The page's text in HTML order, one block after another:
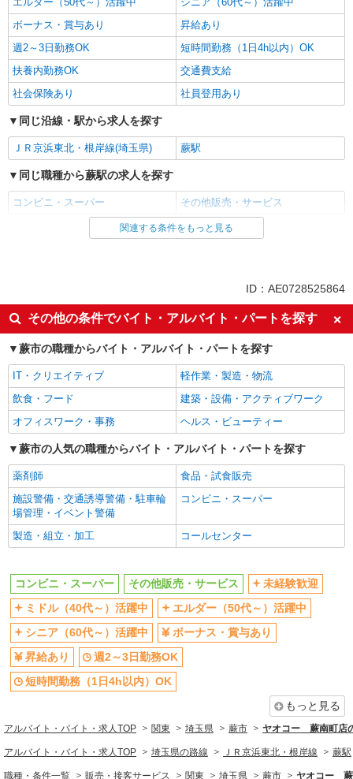
ボーナス・賞与あり
昇給あり
週2～3日勤務OK
短時間勤務（1日4h以内）OK
扶養内勤務OK
交通費支給
社会保険あり
社員登用あり
同じ沿線・駅から求人を探す
ＪＲ京浜東北・根岸線(埼玉県) 蕨駅
同じ職種から蕨駅の求人を探す
コンビニ・スーパー その他販売・サービス
同じ雇用形態から蕨駅の求人を探す
未経験歓迎
ミドル（40代～）活躍中
エルダー（50代～）活躍中
シニア（60代～）活躍中
ボーナス・賞与あり
昇給あり
週2～3日勤務OK
短時間勤務（1日4h以内）OK
扶養内勤務OK
交通費支給
社会保険あり
社員登用あり
同じ職種から求人を探す
販売・接客サービス
コンビニ・スーパー
同じ特徴から求人を探す
ボーナス・賞与あり
週2～3日勤務OK
短時間勤務（1日4h以内）OK
扶養内勤務OK
交通費支給
社会保険あり
社員登用あり
関連する条件をもっと見る
ID：AE0728525864
その他の条件でバイト・アルバイト・パートを探す
蕨市の職種からバイト・アルバイト・パートを探す
IT・クリエイティブ
軽作業・製造・物流
飲食・フード
建築・設備・アクティブワーク
オフィスワーク・事務
ヘルス・ビューティー
蕨市の人気の職種からバイト・アルバイト・パートを探す
薬剤師
食品・試食販売
施設警備・交通誘導警備・駐車輪
場管理・イベント警備
コンビニ・スーパー
製造・組立・加工 コールセンター
コンビニ・スーパー その他販売・サービス
未経験歓迎
ミドル（40代～）活躍中
エルダー（50代～）活躍中
シニア（60代～）活躍中
ボーナス・賞与あり
昇給あり
週2～3日勤務OK
短時間勤務（1日4h以内）OK
もっと見る
アルバイト・バイト・求人TOP 関東 埼玉県 蕨市 ヤオコー 蕨南町店
アルバイト・バイト・求人TOP 埼玉県の路線 ＪＲ京浜東北・根岸線 蕨駅
職種・条件一覧 販売・接客サービス 関東 埼玉県 蕨市 ヤオコー 蕨